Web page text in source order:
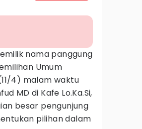
nama panggung
Umum
4) malam waktu
MD di Kafe Lo.Ka.Si,
besar pengunjung
pilihan dalam